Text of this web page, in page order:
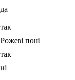
да
так
Рожеві поні
так
ні